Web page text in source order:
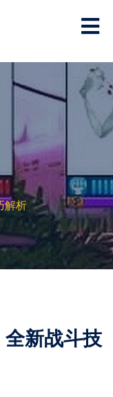
解析
新战斗技